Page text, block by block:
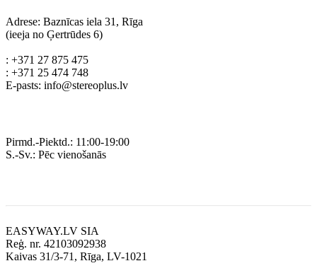
Adrese: Baznīcas iela 31, Rīga
(ieeja no Ģertrūdes 6)
: +371 27 875 475
: +371 25 474 748
E-pasts: info@stereoplus.lv
Pirmd.-Piektd.: 11:00-19:00
S.-Sv.: Pēc vienošanās
EASYWAY.LV SIA
Reģ. nr. 42103092938
Kaivas 31/3-71, Rīga, LV-1021